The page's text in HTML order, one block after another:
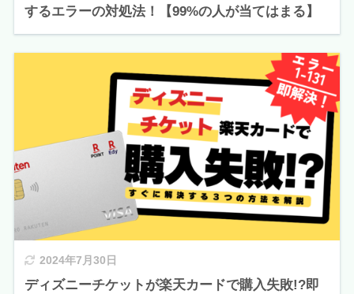
するエラーの対処法！【99%の人が当てはまる】
2024年7月30日
ディズニーチケットが楽天カードで購入失敗!?即